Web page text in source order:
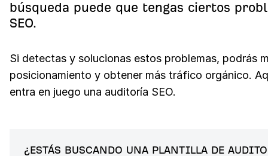
búsqueda puede que tengas ciertos
SEO.
Si detectas y solucionas estos problemas, podrás
posicionamiento y obtener más tráfico orgánico.
entra en juego una auditoría SEO.
¿ESTÁS BUSCANDO UNA PLANTILLA DE